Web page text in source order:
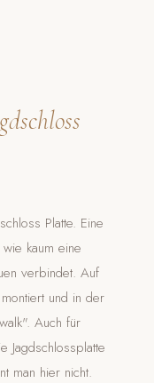
Platte. Eine
kaum eine
verbindet. Auf
und in der
Auch für
Jagdschlossplatte
man hier nicht.